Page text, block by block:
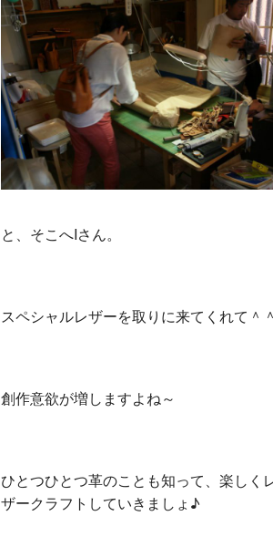
と、そこへIさん。
スペシャルレザーを取りに来てくれて＾＾
創作意欲が増しますよね～
ひとつひとつ革のことも知って、楽しく
ザークラフトしていきましょ♪